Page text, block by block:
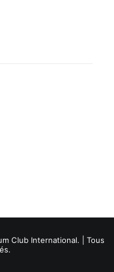
Club International. | Tous